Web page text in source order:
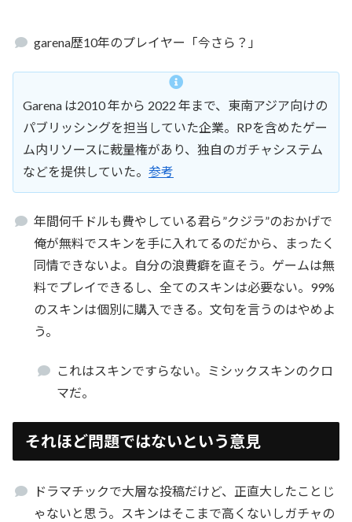
garena歴10年のプレイヤー「今さら？」
Garena は2010 年から 2022 年まで、東南アジア向けの
パブリッシングを担当していた企業。RPを含めたゲー
ム内リソースに裁量権があり、独自のガチャシステム
などを提供していた。 参考
年間何千ドルも費やしている君ら”クジラ”のおかげで
俺が無料でスキンを手に入れてるのだから、まったく
同情できないよ。自分の浪費癖を直そう。ゲームは無
料でプレイできるし、全てのスキンは必要ない。99%
のスキンは個別に購入できる。文句を言うのはやめよ
う。
これはスキンですらない。ミシックスキンのクロ
マだ。
それほど問題ではないという意見
ドラマチックで大層な投稿だけど、正直大したことじ
ゃないと思う。スキンはそこまで高くないしガチャの